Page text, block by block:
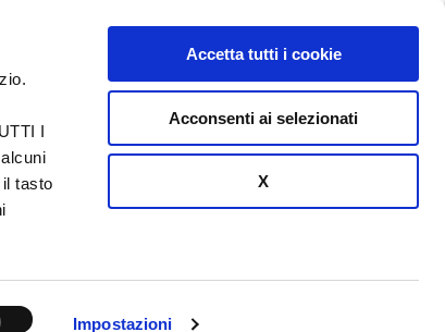
I
tasto
Impostazioni
Accetta tutti i cookie
Acconsenti ai selezionati
X